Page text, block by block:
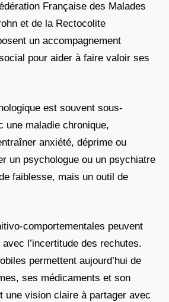
Française des Malades
et de la Rectocolite
un accompagnement
pour aider à faire valoir ses
est souvent sous-
une maladie chronique,
anxiété, déprime ou
un psychologue ou un psychiatre
faiblesse, mais un outil de
comportementales peuvent
l’incertitude des rechutes.
permettent aujourd’hui de
ses médicaments et son
une vision claire à partager avec